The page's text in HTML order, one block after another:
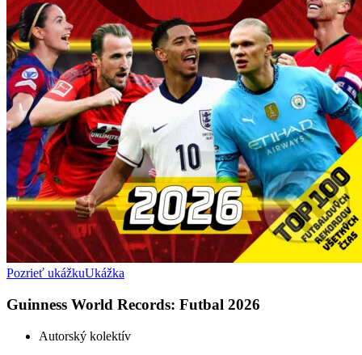
Pozrieť ukážkuUkážka
Guinness World Records: Futbal 2026
Autorský kolektív